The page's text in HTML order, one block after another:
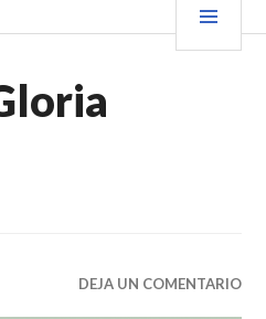
DEJA UN COMENTARIO